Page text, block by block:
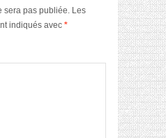
sera pas publiée. Les
indiqués avec *